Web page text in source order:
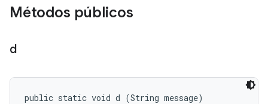
Métodos públicos
d
public static void d (String message)